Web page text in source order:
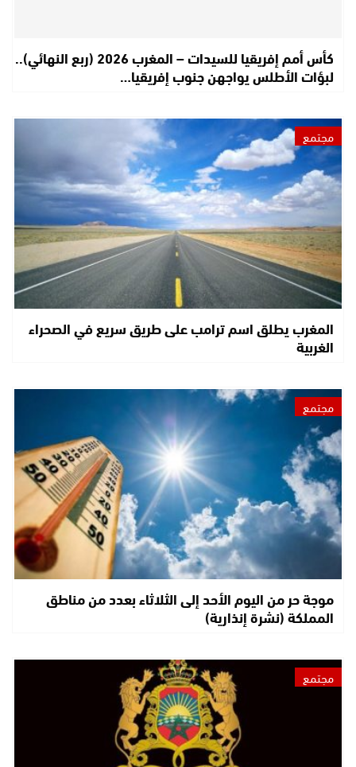
كأس أمم إفريقيا للسيدات – المغرب 2026 (ربع النهائي)..
لبؤات الأطلس يواجهن جنوب إفريقيا…
مجتمع
المغرب يطلق اسم ترامب على طريق سريع في الصحراء
الغربية
مجتمع
موجة حر من اليوم الأحد إلى الثلاثاء بعدد من مناطق
المملكة (نشرة إنذارية)
مجتمع